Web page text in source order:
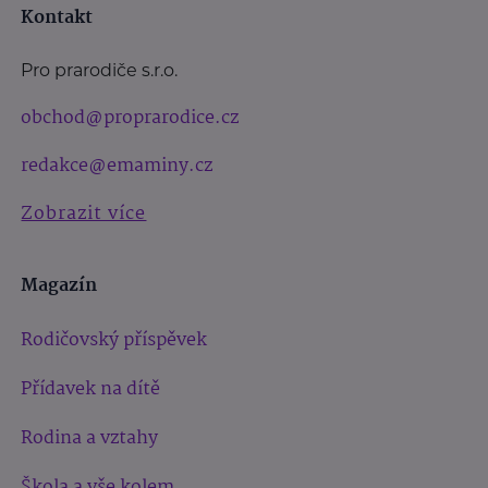
Kontakt
Pro prarodiče s.r.o.
obchod@proprarodice.cz
redakce@emaminy.cz
Zobrazit více
Magazín
Rodičovský příspěvek
Přídavek na dítě
Rodina a vztahy